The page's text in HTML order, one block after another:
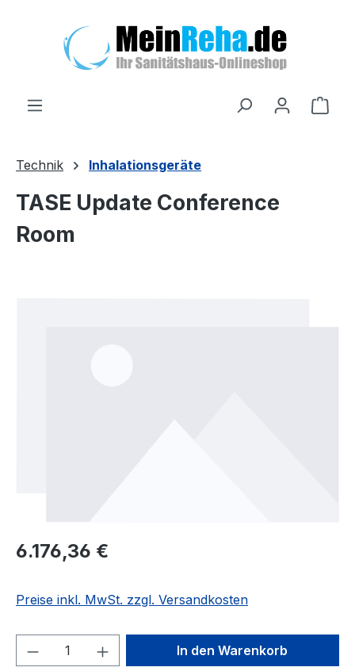
Technik Inhalationsgeräte
TASE Update Conference
Room
6.176,36 €
Preise inkl. MwSt. zzgl. Versandkosten
Produkt Anzahl: Gib denIn den Warenkorb